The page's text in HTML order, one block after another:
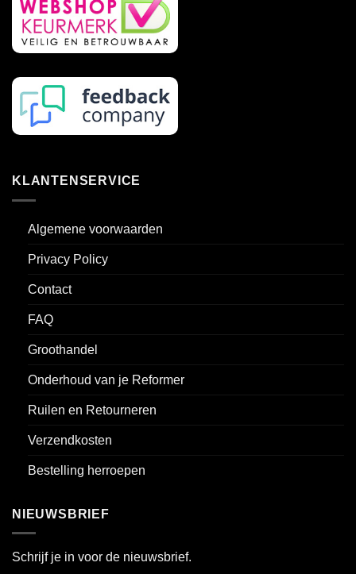
de
productpagina
KLANTENSERVICE
Algemene voorwaarden
Privacy Policy
Contact
FAQ
Groothandel
Onderhoud van je Reformer
Ruilen en Retourneren
Verzendkosten
Bestelling herroepen
NIEUWSBRIEF
Schrijf je in voor de nieuwsbrief.